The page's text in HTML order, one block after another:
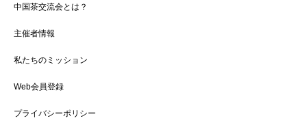
中国茶交流会とは？
主催者情報
私たちのミッション
Web会員登録
プライバシーポリシー